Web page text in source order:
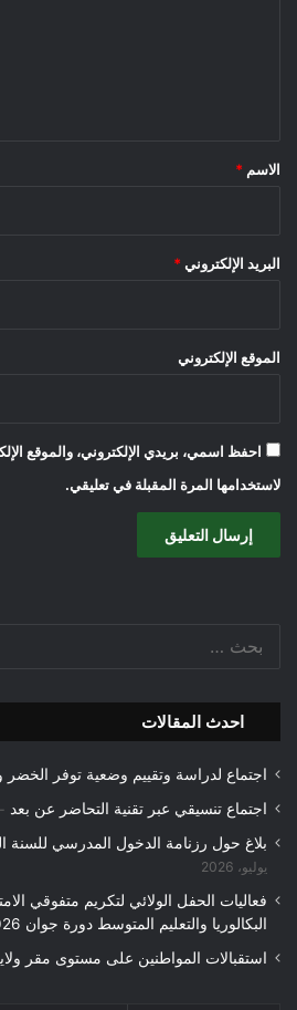
*
الاسم *
البريد الإلكتروني *
الموقع الإلكتروني
احفظ اسمي، بريدي الإلكتروني، والموقع
لاستخدامها المرة المقبلة في تعليقي.
احدث المقالات
اجتماع لدراسة وتقييم وضعية توفر الخضر
اجتماع تنسيقي عبر تقنية التحاضر عن بعد
بلاغ حول رزنامة الدخول المدرسي للسنة الدراسية
يوليو، 2026
فعاليات الحفل الولائي لتكريم متفوقي
البكالوريا والتعليم المتوسط دورة جوان 2026
استقبالات المواطنين على مستوى مقر